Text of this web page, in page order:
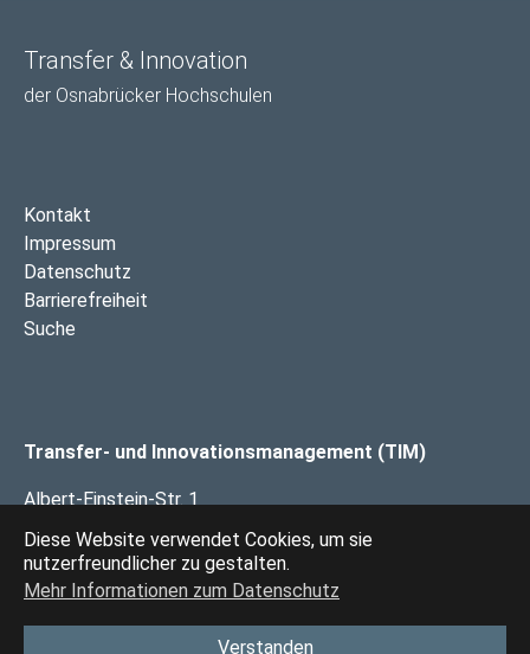
Diese Website verwendet Cookies, um sie
nutzerfreundlicher zu gestalten.
Mehr Informationen zum Datenschutz
Verstanden
Transfer & Innovation
der Osnabrücker Hochschulen
Kontakt
Impressum
Datenschutz
Barrierefreiheit
Suche
Transfer- und Innovationsmanagement (TIM)
Albert-Einstein-Str. 1
49076 Osnabrück
Das Transfer- und Innovationsmanagement Osnabrück
(TIM) ist eine gemeinsame Einrichtung vonHochschule